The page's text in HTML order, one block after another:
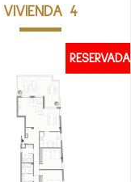
VIVIENDA 4
RESERVADA